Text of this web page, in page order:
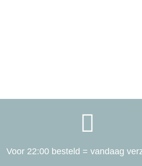

Voor 22:00 besteld = vandaag